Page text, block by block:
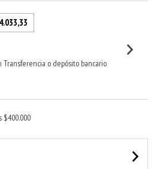
Transferencia o depósito bancario
$400.000